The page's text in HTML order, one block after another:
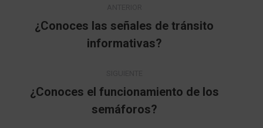
entre
publicaciones
Publicación
anterior:
¿Conoces las señales de tránsito
informativas?
Publicación
siguiente:
¿Conoces el funcionamiento de los
semáforos?